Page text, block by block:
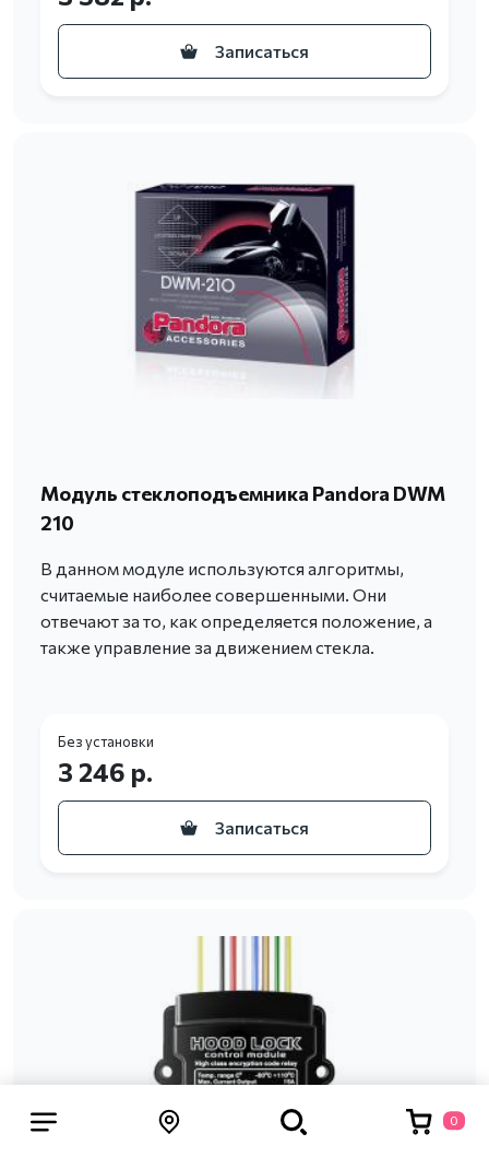
Записаться
Модуль стеклоподъемника Pandora DWM
210
В данном модуле используются алгоритмы,
считаемые наиболее совершенными. Они
отвечают за то, как определяется положение, а
также управление за движением стекла.
Без установки
3 246 р.
Записаться
0